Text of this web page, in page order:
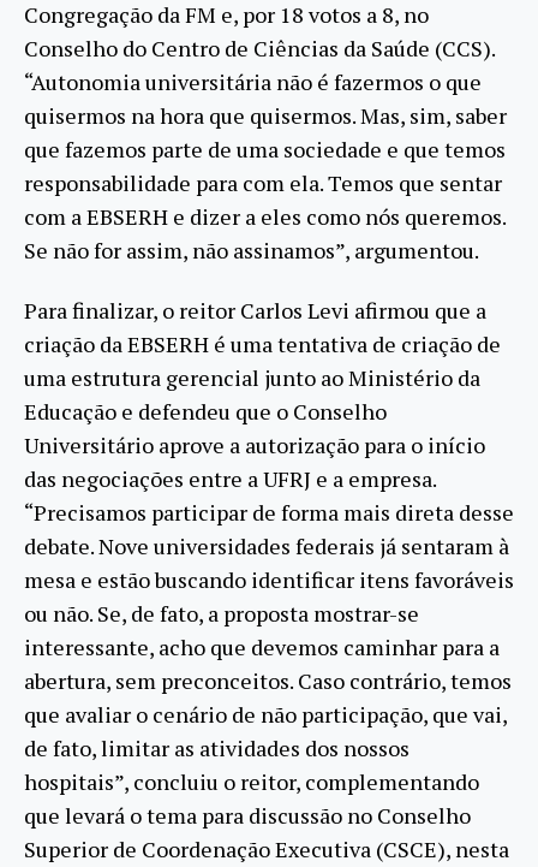
Congregação da FM e, por 18 votos a 8, no
Conselho do Centro de Ciências da Saúde (CCS).
“Autonomia universitária não é fazermos o que
quisermos na hora que quisermos. Mas, sim, saber
que fazemos parte de uma sociedade e que temos
responsabilidade para com ela. Temos que sentar
com a EBSERH e dizer a eles como nós queremos.
Se não for assim, não assinamos”, argumentou.
Para finalizar, o reitor Carlos Levi afirmou que a
criação da EBSERH é uma tentativa de criação de
uma estrutura gerencial junto ao Ministério da
Educação e defendeu que o Conselho
Universitário aprove a autorização para o início
das negociações entre a UFRJ e a empresa.
“Precisamos participar de forma mais direta desse
debate. Nove universidades federais já sentaram à
mesa e estão buscando identificar itens favoráveis
ou não. Se, de fato, a proposta mostrar-se
interessante, acho que devemos caminhar para a
abertura, sem preconceitos. Caso contrário, temos
que avaliar o cenário de não participação, que vai,
de fato, limitar as atividades dos nossos
hospitais”, concluiu o reitor, complementando
que levará o tema para discussão no Conselho
Superior de Coordenação Executiva (CSCE), nesta